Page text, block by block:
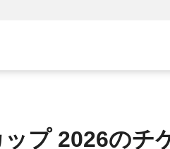
プ 2026のチ